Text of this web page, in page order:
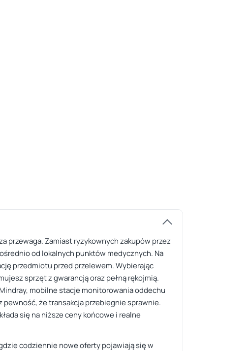
przewaga. Zamiast ryzykownych zakupów przez
od lokalnych punktów medycznych. Na
przedmiotu przed przelewem. Wybierając
sprzęt z gwarancją oraz pełną rękojmią.
mobilne stacje monitorowania oddechu
że transakcja przebiegnie sprawnie.
się na niższe ceny końcowe i realne
codziennie nowe oferty pojawiają się w